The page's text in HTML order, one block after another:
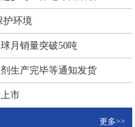
护环境
月销量突破50吨
生产完毕等通知发货
市
更多>>